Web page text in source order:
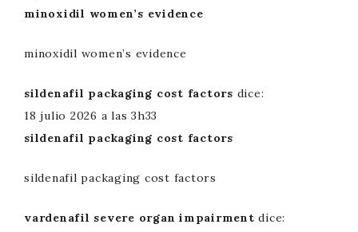
minoxidil women’s evidence
minoxidil women’s evidence
sildenafil packaging cost factors dice:
18 julio 2026 a las 3h33
sildenafil packaging cost factors
sildenafil packaging cost factors
vardenafil severe organ impairment dice: